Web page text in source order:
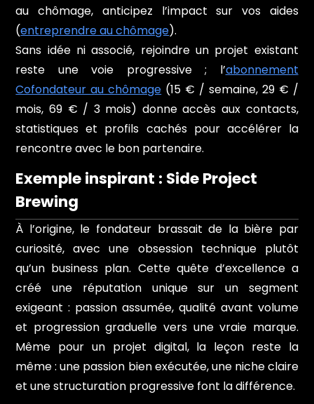
au chômage, anticipez l’impact sur vos aides
(entreprendre au chômage).
Sans idée ni associé, rejoindre un projet existant
reste une voie progressive ; l’abonnement
Cofondateur au chômage (15 € / semaine, 29 € /
mois, 69 € / 3 mois) donne accès aux contacts,
statistiques et profils cachés pour accélérer la
rencontre avec le bon partenaire.
Exemple inspirant : Side Project
Brewing
À l’origine, le fondateur brassait de la bière par
curiosité, avec une obsession technique plutôt
qu’un business plan. Cette quête d’excellence a
créé une réputation unique sur un segment
exigeant : passion assumée, qualité avant volume
et progression graduelle vers une vraie marque.
Même pour un projet digital, la leçon reste la
même : une passion bien exécutée, une niche claire
et une structuration progressive font la différence.